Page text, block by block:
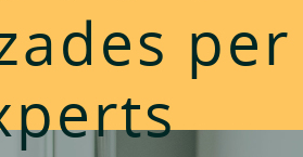
per